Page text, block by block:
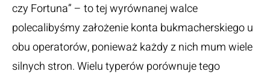
czy Fortuna” – to tej wyrównanej walce
polecalibyśmy założenie konta bukmacherskiego u
obu operatorów, ponieważ każdy z nich mum wiele
silnych stron. Wielu typerów porównuje tego